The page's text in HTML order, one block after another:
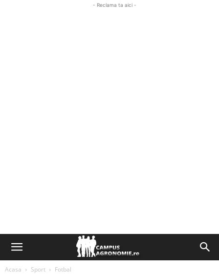
- Reclama ta aici -
Acasa Sport Fotbal